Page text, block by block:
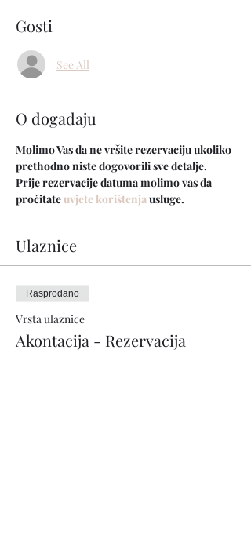
Gosti
See All
O događaju
Molimo Vas da ne vršite rezervaciju ukoliko
prethodno niste dogovorili sve detalje.
Prije rezervacije datuma molimo vas da
pročitate uvjete korištenja usluge.
Ulaznice
Rasprodano
Vrsta ulaznice
Akontacija - Rezervacija